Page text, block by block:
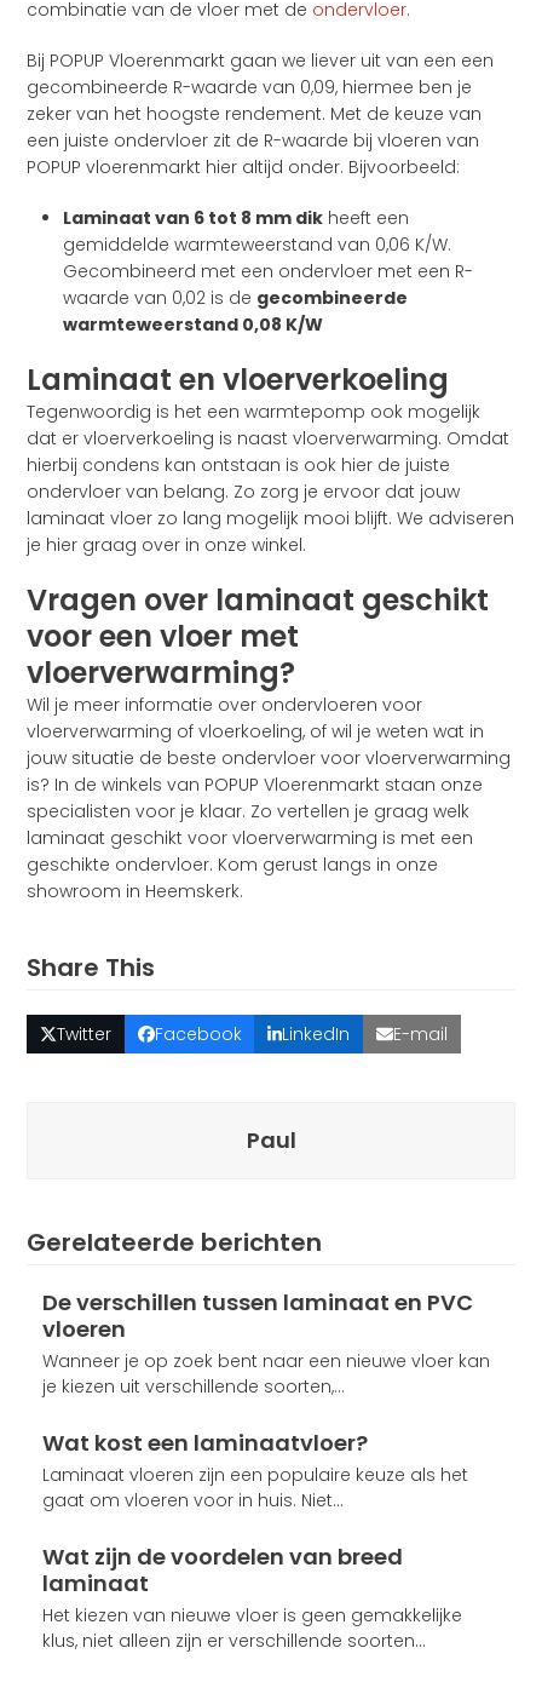
combinatie van de vloer met de ondervloer.
Bij POPUP Vloerenmarkt gaan we liever uit van een een
gecombineerde R-waarde van 0,09, hiermee ben je
zeker van het hoogste rendement. Met de keuze van
een juiste ondervloer zit de R-waarde bij vloeren van
POPUP vloerenmarkt hier altijd onder. Bijvoorbeeld:
Laminaat van 6 tot 8 mm dik heeft een
gemiddelde warmteweerstand van 0,06 K/W.
Gecombineerd met een ondervloer met een R-
waarde van 0,02 is de gecombineerde
warmteweerstand 0,08 K/W
Laminaat en vloerverkoeling
Tegenwoordig is het een warmtepomp ook mogelijk
dat er vloerverkoeling is naast vloerverwarming. Omdat
hierbij condens kan ontstaan is ook hier de juiste
ondervloer van belang. Zo zorg je ervoor dat jouw
laminaat vloer zo lang mogelijk mooi blijft. We adviseren
je hier graag over in onze winkel.
Vragen over laminaat geschikt
voor een vloer met
vloerverwarming?
Wil je meer informatie over ondervloeren voor
vloerverwarming of vloerkoeling, of wil je weten wat in
jouw situatie de beste ondervloer voor vloerverwarming
is? In de winkels van POPUP Vloerenmarkt staan onze
specialisten voor je klaar. Zo vertellen je graag welk
laminaat geschikt voor vloerverwarming is met een
geschikte ondervloer. Kom gerust langs in onze
showroom in Heemskerk.
Share This
Twitter Facebook LinkedIn E-mail
Paul
Gerelateerde berichten
De verschillen tussen laminaat en PVC
vloeren
Wanneer je op zoek bent naar een nieuwe vloer kan
je kiezen uit verschillende soorten,…
Wat kost een laminaatvloer?
Laminaat vloeren zijn een populaire keuze als het
gaat om vloeren voor in huis. Niet…
Wat zijn de voordelen van breed
laminaat
Het kiezen van nieuwe vloer is geen gemakkelijke
klus, niet alleen zijn er verschillende soorten…